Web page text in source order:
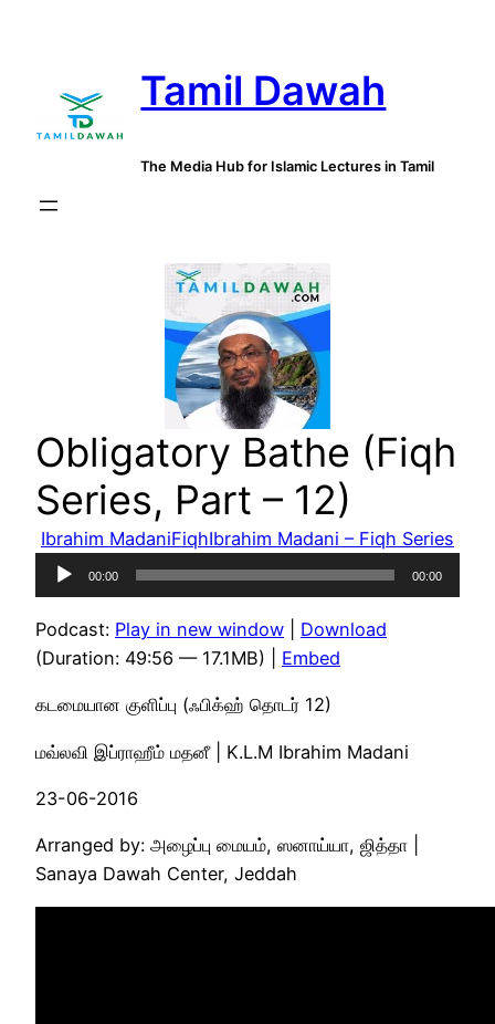
Tamil Dawah
The Media Hub for Islamic Lectures in Tamil
Obligatory Bathe (Fiqh
Series, Part – 12)
Ibrahim MadaniFiqhIbrahim Madani – Fiqh Series
Audio
Player
00:00 00:00
Podcast: Play in new window
Download
(Duration: 49:56 — 17.1MB) | Embed
கடமையான குளிப்பு (ஃபிக்ஹ் தொடர் 12)
மவ்லவி இப்ராஹீம் மதனீ | K.L.M Ibrahim Madani
23-06-2016
Arranged by: அழைப்பு மையம், ஸனாய்யா, ஜித்தா |
Sanaya Dawah Center, Jeddah